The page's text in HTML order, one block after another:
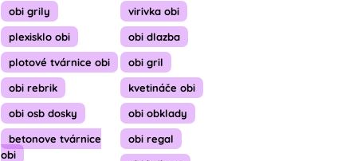
obi grily
virivka obi
plexisklo obi
obi dlazba
plotové tvárnice obi
obi gril
obi rebrik
kvetináče obi
obi osb dosky
obi obklady
betonove tvárnice
obi
obi regal